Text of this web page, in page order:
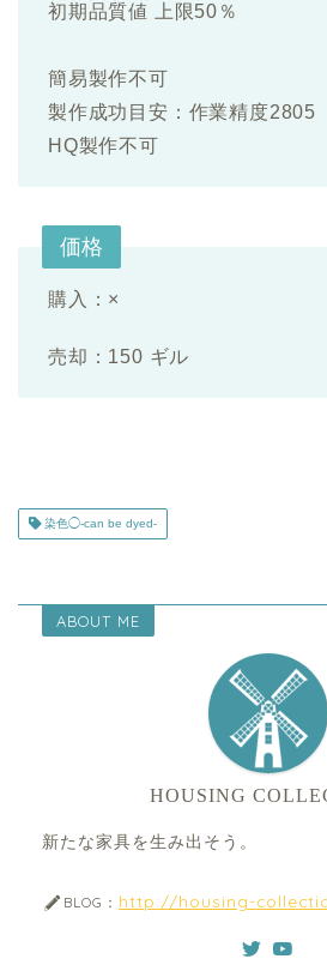
初期品質値 上限50％
簡易製作不可
製作成功目安：作業精度2805
HQ製作不可
価格
購入： ×
売却：150 ギル
染色◯-can be dyed-
ABOUT ME
HOUSING
新たな家具を生み出そう。
BLOG： http://housing-